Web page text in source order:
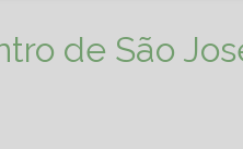
de São